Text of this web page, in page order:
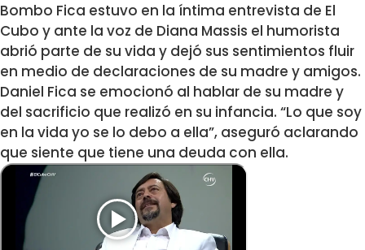
Bombo Fica estuvo en la íntima entrevista de El
Cubo y ante la voz de Diana Massis el humorista
abrió parte de su vida y dejó sus sentimientos fluir
en medio de declaraciones de su madre y amigos.
Daniel Fica se emocionó al hablar de su madre y
del sacrificio que realizó en su infancia. “Lo que soy
en la vida yo se lo debo a ella”, aseguró aclarando
que siente que tiene una deuda con ella.